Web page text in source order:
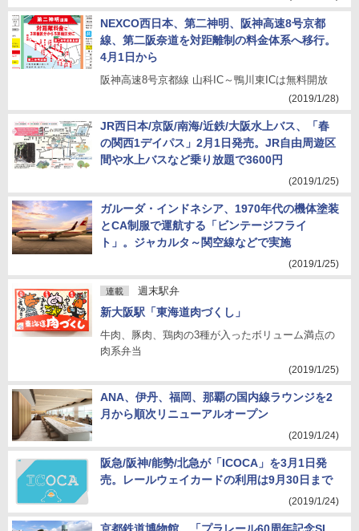
NEXCO西日本、第二神明、阪神高速8号京都
線、第二阪奈道を対距離制の料金体系へ移行。
4月1日から
阪神高速8号京都線 山科IC～鴨川東ICは無料開放
(2019/1/28)
JR西日本/京阪/南海/近鉄/大阪水上バス、「春
の関西1デイパス」2月1日発売。JR自由周遊区
間や水上バスなど乗り放題で3600円
(2019/1/25)
ガルーダ・インドネシア、1970年代の機体塗装
とCA制服で運航する「ビンテージフライ
ト」。ジャカルタ～関空線などで実施
(2019/1/25)
連載 週末駅弁
新大阪駅「東海道肉づくし」
牛肉、豚肉、鶏肉の3種が入ったボリューム満点の
肉系弁当
(2019/1/25)
ANA、伊丹、福岡、那覇の国内線ラウンジを2
月から順次リニューアルオープン
(2019/1/24)
阪急/阪神/能勢/北急が「ICOCA」を3月1日発
売。レールウェイカードの利用は9月30日まで
(2019/1/24)